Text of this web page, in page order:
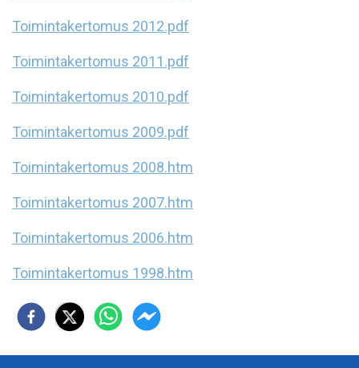
Toimintakertomus 2012.pdf
Toimintakertomus 2011.pdf
Toimintakertomus 2010.pdf
Toimintakertomus 2009.pdf
Toimintakertomus 2008.htm
Toimintakertomus 2007.htm
Toimintakertomus 2006.htm
Toimintakertomus 1998.htm